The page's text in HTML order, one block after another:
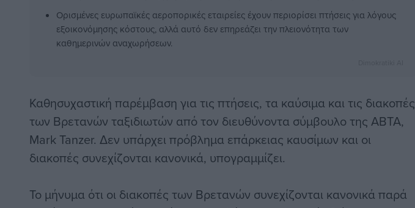
Ορισμένες ευρωπαϊκές αεροπορικές εταιρείες έχουν περιορίσει πτήσεις για λόγους
εξοικονόμησης κόστους, αλλά αυτό δεν επηρεάζει την πλειονότητα των
καθημερινών αναχωρήσεων.
Καθησυχαστική παρέμβαση για τις πτήσεις, τα καύσιμα και τις διακοπές
των Βρετανών ταξιδιωτών από τον διευθύνοντα σύμβουλο της ABTA,
Mark Tanzer. Δεν υπάρχει πρόβλημα επάρκειας καυσίμων και οι
διακοπές συνεχίζονται κανονικά, υπογραμμίζει.
Το μήνυμα ότι οι διακοπές των Βρετανών συνεχίζονται κανονικά παρά